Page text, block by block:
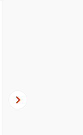
Do drzew trzeba